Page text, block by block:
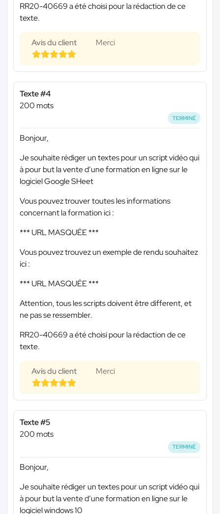
RR20-40669 a été choisi pour la rédaction de ce
texte.
Avis du client Merci
Texte #4
200 mots
TERMINÉ
Bonjour,
Je souhaite rédiger un textes pour un script vidéo qui
à pour but la vente d’une formation en ligne sur le
logiciel Google SHeet
Vous pouvez trouver toutes les informations
concernant la formation ici :
*** URL MASQUÉE ***
Vous pouvez trouvez un exemple de rendu souhaitez
ici :
*** URL MASQUÉE ***
Attention, tous les scripts doivent être different, et
ne pas se ressembler.
RR20-40669 a été choisi pour la rédaction de ce
texte.
Avis du client Merci
Texte #5
200 mots
TERMINÉ
Bonjour,
Je souhaite rédiger un textes pour un script vidéo qui
à pour but la vente d’une formation en ligne sur le
logiciel windows 10